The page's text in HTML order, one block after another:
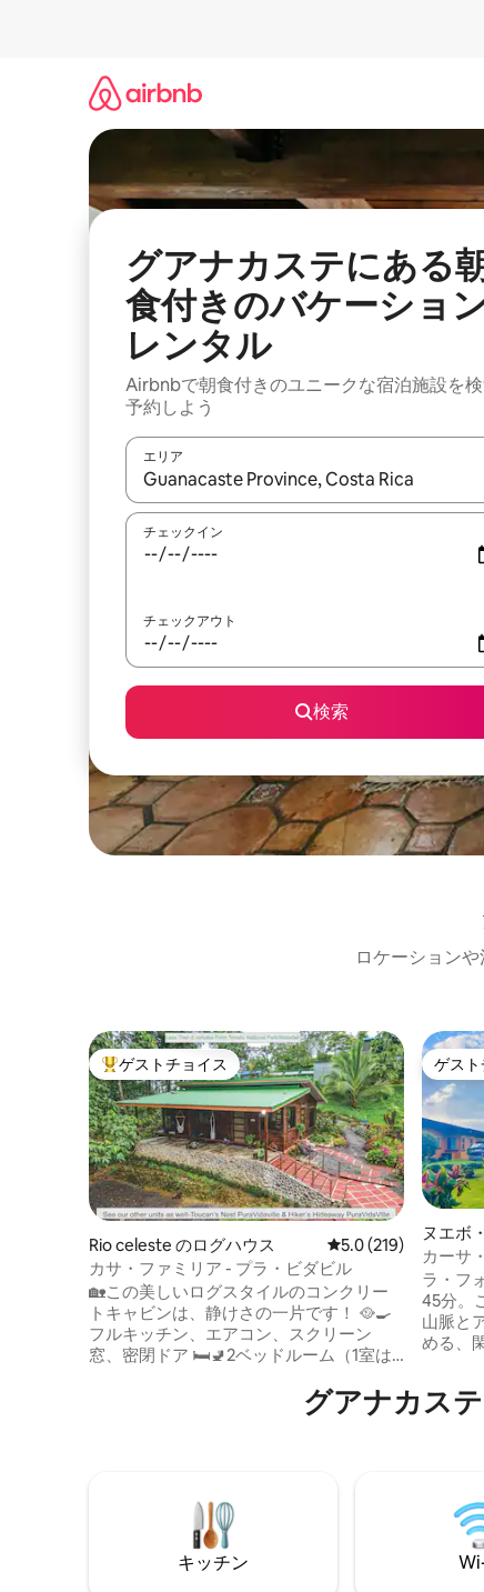
グアナカステにある
食付きのバケーショ
レンタル
Airbnbで朝食付きのユニークな宿泊施設を検
予約しよう
エリア
検索結果が表示されたら、上下の矢印キーを使
チェックイン
チェックアウト
検索
ロケーション
大好評のゲストチョイスです。
ゲストチョイス
Rio celeste のログハウス レビュー219件、5
5.0 (219)
カサ・ファミリア - プラ・ビダビル
🏡この美しいログスタイルのコンクリー
トキャビンは、静けさの一片です！ 🥘🍳
フルキッチン、エアコン、スクリーン
窓、密閉ドア 🛏️🚽2ベッドルーム（1室は
食、軽食、衛生用品が含まれます リオ・
園、迷路、チュービング、テノリオ火山
国立公園＆リオ・セレステの滝、ナマケ
モノ＆野生生物ナイトツアーがすべて数
分圏内にあります！
ゲス
ゲスト
ヌエボ
カーサ
心地の
食付き
ラ・フ
45分。
山脈と
める、
スケッ
のご宿
ップラ
セレス
できま
グアナカス
キッチン